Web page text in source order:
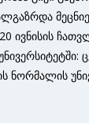
ივნისის
ნორმალის